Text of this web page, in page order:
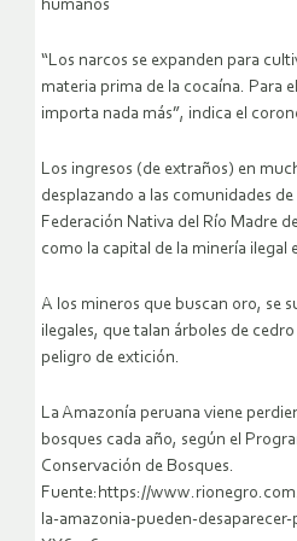
humanos
“Los narcos se expanden para
materia prima de la cocaína. Para
importa nada más”, indica el
Los ingresos (de extraños) en
desplazando a las comunidades
Federación Nativa del Río Madre
como la capital de la minería ilegal
A los mineros que buscan oro, se
ilegales, que talan árboles de
peligro de extición.
La Amazonía peruana viene
bosques cada año, según el
Conservación de Bosques.
Fuente:https://
la-amazonia-pueden-